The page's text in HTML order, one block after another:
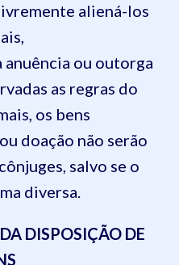
aliená-los
ou outorga
as regras do
os bens
doação não serão
salvo se o
diversa.
DISPOSIÇÃO DE